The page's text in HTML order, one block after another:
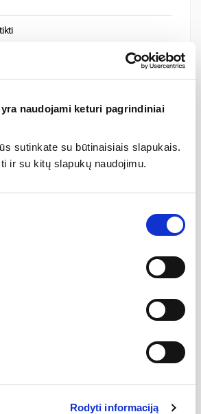
naudojami keturi pagrindiniai
sutinkate su būtinaisiais slapukais.
ir su kitų slapukų naudojimu.
Rodyti informaciją
€
sifonas juodas X01747, RAVAK